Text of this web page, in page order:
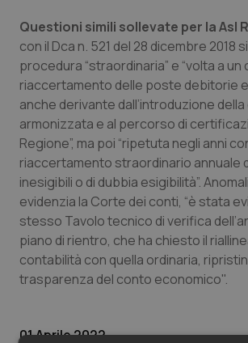
Veneto
Oncoematologia
Oncologia & Nutrizione
Psoriasi & pelle
Quotidiano Cardiologia
Quotidiano Chirurgia
Quotidiano Oncologia
Quotidiano Pediatria
Questioni simili sollevate per la Asl
con il Dca n. 521 del 28 dicembre 2018
procedura “straordinaria” e “volta a
riaccertamento delle poste debitorie
anche derivante dall’introduzione
armonizzata e al percorso di
Regione”, ma poi “ripetuta negli anni
riaccertamento straordinario annuale
inesigibili o di dubbia esigibilità”.
evidenzia la Corte dei conti, “è stata
stesso Tavolo tecnico di verifica
piano di rientro, che ha chiesto il
contabilità con quella ordinaria,
trasparenza del conto economico".
01 Aprile 2022